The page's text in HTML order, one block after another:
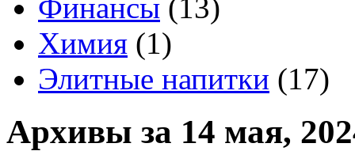
Финансы (13)
Химия (1)
Элитные напитки (17)
Архивы за 14 мая,